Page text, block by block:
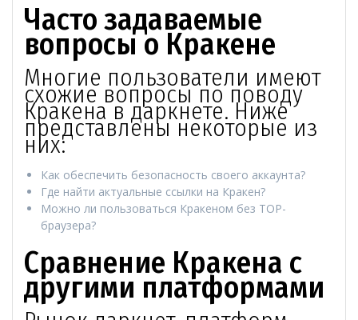
Часто задаваемые
вопросы о Кракене
Многие пользователи имеют
схожие вопросы по поводу
Кракена в даркнете. Ниже
представлены некоторые из
них:
Как обеспечить безопасность своего аккаунта?
Где найти актуальные ссылки на Кракен?
Можно ли пользоваться Кракеном без ТОР-
браузера?
Сравнение Кракена с
другими платформами